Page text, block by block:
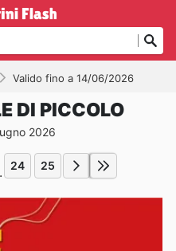
Valido fino a 14/06/2026
DI PICCOLO
2026
24 25